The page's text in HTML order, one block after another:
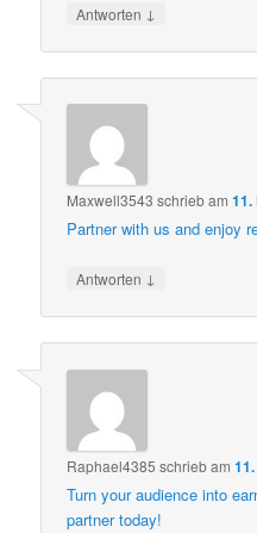
Antworten ↓
Maxwell3543 schriebam11.
Partner with us and enjoy
Antworten ↓
Raphael4385 schriebam
Turn your audience into
partner today!